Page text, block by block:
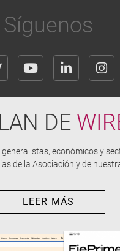
Síguenos
DE
económicos y
de la Asociación y de
LEER MÁS